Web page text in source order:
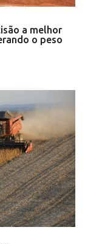
a melhor
o peso